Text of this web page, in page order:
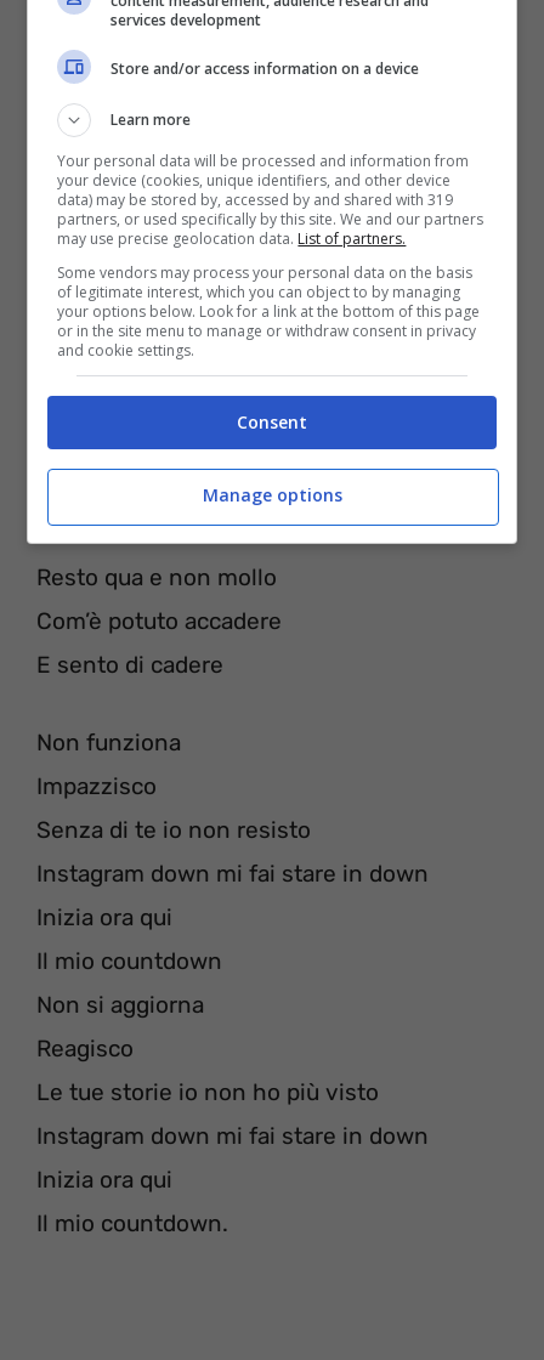
Riprova, refresha, ricarica, annulla
Ormai qua non c’è più nulla
Questo bug che mi corrode
E lo ammetto un po’ mi rode
È l’hashtag del momento
Ho il telefono al 6%
Feed vecchio di tre ore
Mi fa tanto male al cuore.
Sei forte come uno schianto
Su di me vedi il pianto
Con le dita io scrollo
Resto qua e non mollo
Com’è potuto accadere
E sento di cadere
Non funziona
Impazzisco
Senza di te io non resisto
Instagram down mi fai stare in down
Inizia ora qui
Il mio countdown
Non si aggiorna
Reagisco
Le tue storie io non ho più visto
Instagram down mi fai stare in down
Inizia ora qui
Il mio countdown.
services development
Store and/or access information on a device
Learn more
Your personal data will be processed and information from
your device (cookies, unique identifiers, and other device
data) may be stored by, accessed by and shared with 319
partners, or used specifically by this site. We and our partners
may use precise geolocation data. List of partners.
Some vendors may process your personal data on the basis
of legitimate interest, which you can object to by managing
your options below. Look for a link at the bottom of this page
or in the site menu to manage or withdraw consent in privacy
and cookie settings.
Consent
Manage options